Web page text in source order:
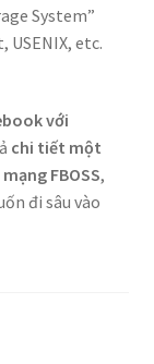
System”
USENIX, etc.
với
chi tiết một
FBOSS,
đi sâu vào